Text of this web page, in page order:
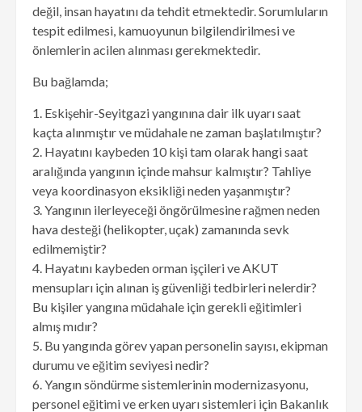
değil, insan hayatını da tehdit etmektedir. Sorumluların
tespit edilmesi, kamuoyunun bilgilendirilmesi ve
önlemlerin acilen alınması gerekmektedir.
Bu bağlamda;
1. Eskişehir-Seyitgazi yangınına dair ilk uyarı saat
kaçta alınmıştır ve müdahale ne zaman başlatılmıştır?
2. Hayatını kaybeden 10 kişi tam olarak hangi saat
aralığında yangının içinde mahsur kalmıştır? Tahliye
veya koordinasyon eksikliği neden yaşanmıştır?
3. Yangının ilerleyeceği öngörülmesine rağmen neden
hava desteği (helikopter, uçak) zamanında sevk
edilmemiştir?
4. Hayatını kaybeden orman işçileri ve AKUT
mensupları için alınan iş güvenliği tedbirleri nelerdir?
Bu kişiler yangına müdahale için gerekli eğitimleri
almış mıdır?
5. Bu yangında görev yapan personelin sayısı, ekipman
durumu ve eğitim seviyesi nedir?
6. Yangın söndürme sistemlerinin modernizasyonu,
personel eğitimi ve erken uyarı sistemleri için Bakanlık